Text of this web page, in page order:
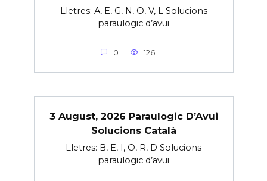
Lletres: A, E, G, N, O, V, L Solucions
paraulogic d’avui
0 126
3 August, 2026 Paraulogic D’Avui
Solucions Català
Lletres: B, E, I, O, R, D Solucions
paraulogic d’avui